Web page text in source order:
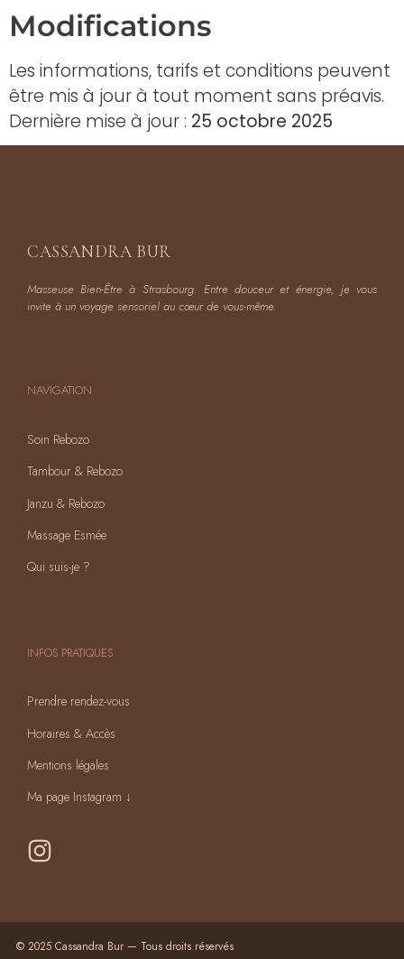
Modifications
Les informations, tarifs et conditions peuvent
être mis à jour à tout moment sans préavis.
Dernière mise à jour : 25 octobre 2025
CASSANDRA BUR
Masseuse Bien-Être à Strasbourg. Entre douceur et énergie, je vous
invite à un voyage sensoriel au cœur de vous-même.
NAVIGATION
Soin Rebozo
Tambour & Rebozo
Janzu & Rebozo
Massage Esmée
Qui suis-je ?
INFOS PRATIQUES
Prendre rendez-vous
Horaires & Accès
Mentions légales
Ma page Instagram ↓
© 2025 Cassandra Bur — Tous droits réservés